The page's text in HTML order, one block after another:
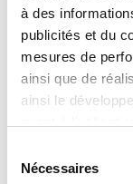
à des
publicités et du
mesures de
ainsi que de
ainsi le
tout moment en
Nécessaires
125.00 €
5
En